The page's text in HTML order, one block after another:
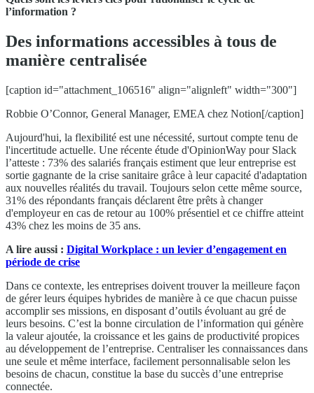
l’information ?
Des informations accessibles à tous de
manière centralisée
[caption id="attachment_106516" align="alignleft" width="300"]
Robbie O’Connor, General Manager, EMEA chez Notion[/caption]
Aujourd'hui, la flexibilité est une nécessité, surtout compte tenu de
l'incertitude actuelle. Une récente étude d'OpinionWay pour Slack
l’atteste : 73% des salariés français estiment que leur entreprise est
sortie gagnante de la crise sanitaire grâce à leur capacité d'adaptation
aux nouvelles réalités du travail. Toujours selon cette même source,
31% des répondants français déclarent être prêts à changer
d'employeur en cas de retour au 100% présentiel et ce chiffre atteint
43% chez les moins de 35 ans.
A lire aussi : Digital Workplace : un levier d’engagement en
période de crise
Dans ce contexte, les entreprises doivent trouver la meilleure façon
de gérer leurs équipes hybrides de manière à ce que chacun puisse
accomplir ses missions, en disposant d’outils évoluant au gré de
leurs besoins. C’est la bonne circulation de l’information qui génère
la valeur ajoutée, la croissance et les gains de productivité propices
au développement de l’entreprise. Centraliser les connaissances dans
une seule et même interface, facilement personnalisable selon les
besoins de chacun, constitue la base du succès d’une entreprise
connectée.